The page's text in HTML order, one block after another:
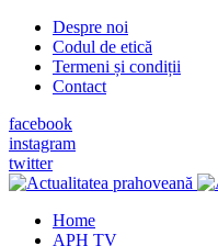
Despre noi
Codul de etică
Termeni și condiții
Contact
facebook
instagram
twitter
Home
APH TV